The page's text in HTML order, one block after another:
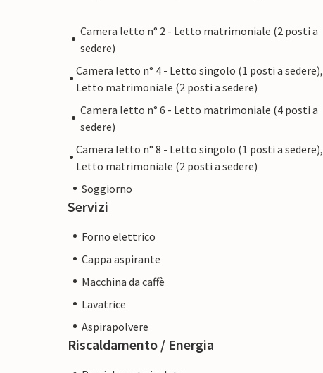
Camera letto n° 2 - Letto matrimoniale (2 posti a
sedere)
Camera letto n° 4 - Letto singolo (1 posti a sedere),
Letto matrimoniale (2 posti a sedere)
Camera letto n° 6 - Letto matrimoniale (4 posti a
sedere)
Camera letto n° 8 - Letto singolo (1 posti a sedere),
Letto matrimoniale (2 posti a sedere)
Soggiorno
Servizi
Forno elettrico
Cappa aspirante
Macchina da caffè
Lavatrice
Aspirapolvere
Riscaldamento / Energia